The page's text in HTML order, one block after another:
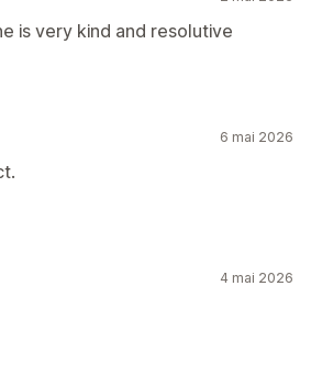
is very kind and resolutive
6 mai 2026
4 mai 2026